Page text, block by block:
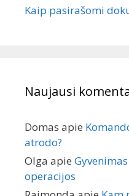
Kaip pasirašomi
Naujausi
Domas apie
atrodo?
Olga apie
operacijos